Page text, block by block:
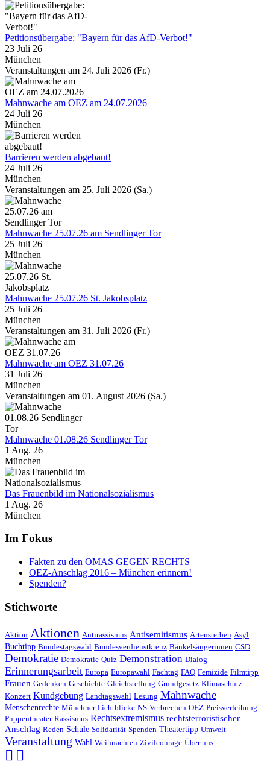
Petitionsübergabe: "Bayern für das AfD-Verbot!"
23 Juli 26
München
Veranstaltungen am 24. Juli 2026 (Fr.)
Mahnwache am OEZ am 24.07.2026
24 Juli 26
München
Barrieren werden abgebaut!
24 Juli 26
München
Veranstaltungen am 25. Juli 2026 (Sa.)
Mahnwache 25.07.26 am Sendlinger Tor
25 Juli 26
München
Mahnwache 25.07.26 St. Jakobsplatz
25 Juli 26
München
Veranstaltungen am 31. Juli 2026 (Fr.)
Mahnwache am OEZ 31.07.26
31 Juli 26
München
Veranstaltungen am 01. August 2026 (Sa.)
Mahnwache 01.08.26 Sendlinger Tor
1 Aug. 26
München
Das Frauenbild im Nationalsozialismus
1 Aug. 26
München
Im Fokus
Fakten zu den OMAS GEGEN RECHTS
OEZ-Anschlag 2016 – München erinnern!
Spenden?
Stichworte
Aktion Aktionen Antirassismus Antisemitismus Artensterben Asyl
Buchtipp Bundestagswahl Bundesverdienstkreuz Bänkelsängerinnen CSD
Demokratie Demokratie-Quiz Demonstration Dialog
Erinnerungsarbeit Europa Europawahl Fachtag FAQ Femizide Filmtipp
Frauen Gedenken Geschichte Gleichstellung Grundgesetz Klimaschutz
Konzert Kundgebung Landtagswahl Lesung Mahnwache
Menschenrechte Münchner Lichtblicke NS-Verbrechen OEZ Preisverleihung
Puppentheater Rassismus Rechtsextremismus rechtsterroristischer
Anschlag Reden Schule Solidarität Spenden Theatertipp Umwelt
Veranstaltung Wahl Weihnachten Zivilcourage Über uns